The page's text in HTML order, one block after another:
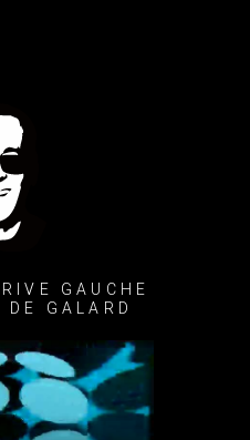
GAUCHE
GALARD